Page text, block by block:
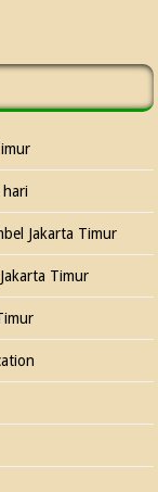
hari
Jakarta Timur
Timur